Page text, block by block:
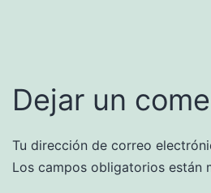
Dejar un
Tu dirección de correo
Los campos obligatorios están